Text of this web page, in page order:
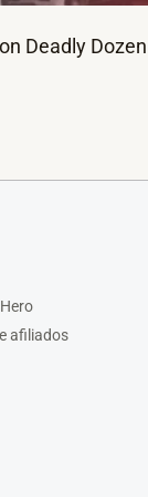
Deadly
afiliados